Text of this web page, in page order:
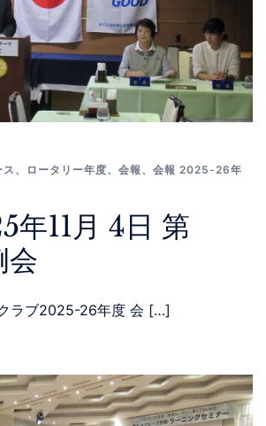
ス 、 ロータリー年度、 会報 、 会報 2025-26年
年11月 4日 第
会
ラブ2025-26年度 会 […]